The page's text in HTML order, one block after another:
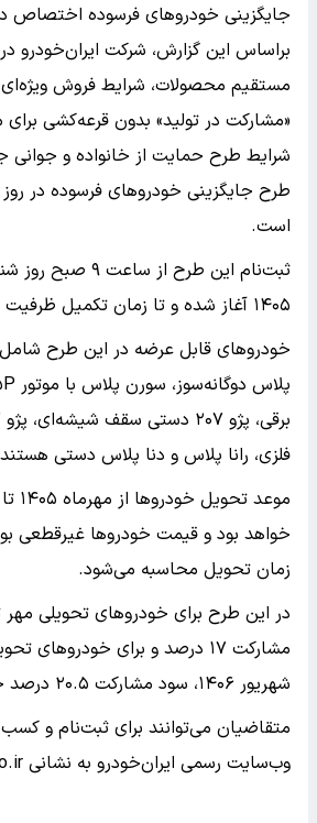
جایگزینی خودروهای فرسوده اختصاص
براساس این‌ گزارش، شرکت ایران‌خودرو
مستقیم محصولات، شرایط فروش
«مشارکت در تولید» بدون قرعه‌کشی
شرایط طرح حمایت از خانواده و
طرح جایگزینی خودروهای فرسوده در روز
است.
۱۴۰۵ آغاز شده و تا زمان تکمیل ظرفیت ادامه خواهد داشت.
فلزی، رانا پلاس و دنا پلاس دستی
خواهد بود و قیمت خودروها غیرقطعی
زمان تحویل محاسبه می‌شود.
شهریور ۱۴۰۶، سود مشارکت ۲۰.۵ درصد خواهد بود.
متقاضیان می‌توانند برای ثبت‌نام و
وب‌سایت رسمی ایران‌خودرو به نشانی ikco.ir مراجعه کنند.